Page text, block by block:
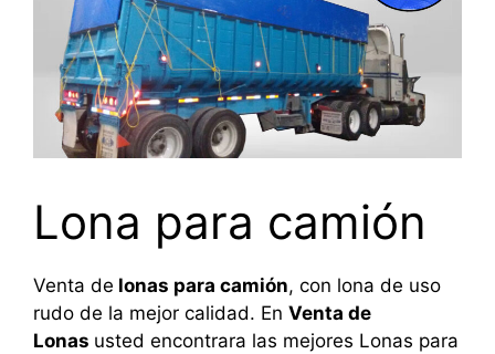
Lona para camión
Venta de lonas para camión, con lona de uso
rudo de la mejor calidad. En Venta de
Lonas usted encontrara las mejores Lonas para